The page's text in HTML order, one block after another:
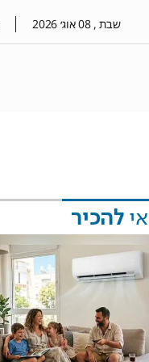
שבת , 08אוג׳ 2026
להכיר